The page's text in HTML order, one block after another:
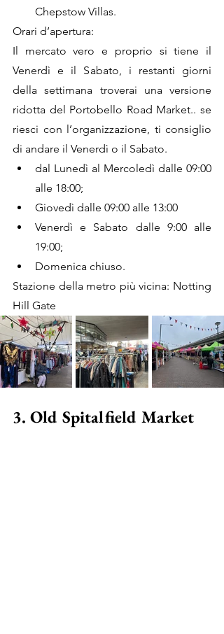
Chepstow Villas.
Orari d’apertura:
Il mercato vero e proprio si tiene il
Venerdì e il Sabato, i restanti giorni
della settimana troverai una versione
ridotta del Portobello Road Market.. se
riesci con l’organizzazione, ti consiglio
di andare il Venerdì o il Sabato.
dal Lunedì al Mercoledì dalle 09:00
alle 18:00;
Giovedì dalle 09:00 alle 13:00
Venerdì e Sabato dalle 9:00 alle
19:00;
Domenica chiuso.
Stazione della metro più vicina: Notting
Hill Gate
3. Old Spitalfield Market